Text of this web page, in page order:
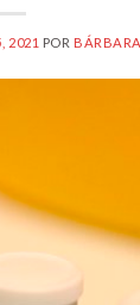
2021 POR